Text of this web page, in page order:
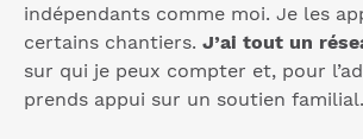
indépendants comme moi. Je les
certains chantiers. J’ai tout un
sur qui je peux compter et, pour
prends appui sur un soutien familial.